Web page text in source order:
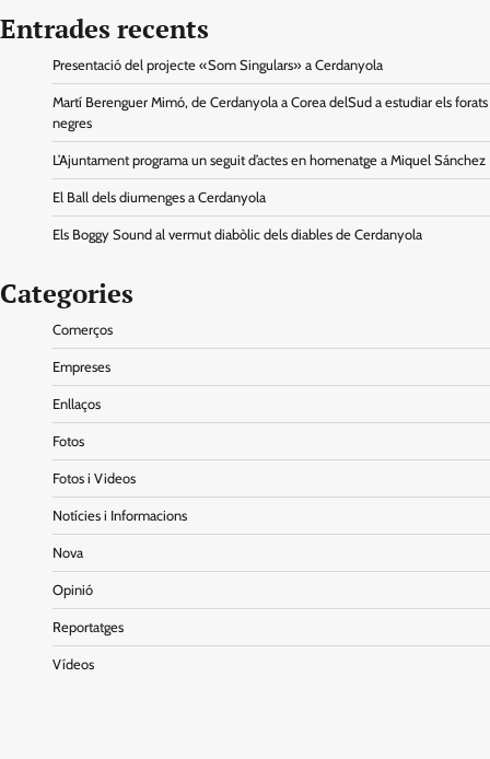
Entrades recents
Presentació del projecte «Som Singulars» a Cerdanyola
Martí Berenguer Mimó, de Cerdanyola a Corea delSud a estudiar els forats
negres
L’Ajuntament programa un seguit d’actes en homenatge a Miquel Sánchez
El Ball dels diumenges a Cerdanyola
Els Boggy Sound al vermut diabòlic dels diables de Cerdanyola
Categories
Comerços
Empreses
Enllaços
Fotos
Fotos i Videos
Notícies i Informacions
Nova
Opinió
Reportatges
Vídeos